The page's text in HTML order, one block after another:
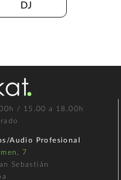
DJ
/ 15.00 a 18.00h
Audio Profesional
7
Sebastián